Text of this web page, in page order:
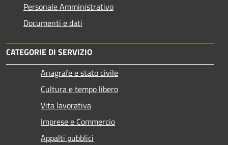
Personale Amministrativo
Documenti e dati
CATEGORIE DI SERVIZIO
Anagrafe e stato civile
Cultura e tempo libero
Vita lavorativa
Imprese e Commercio
Appalti pubblici